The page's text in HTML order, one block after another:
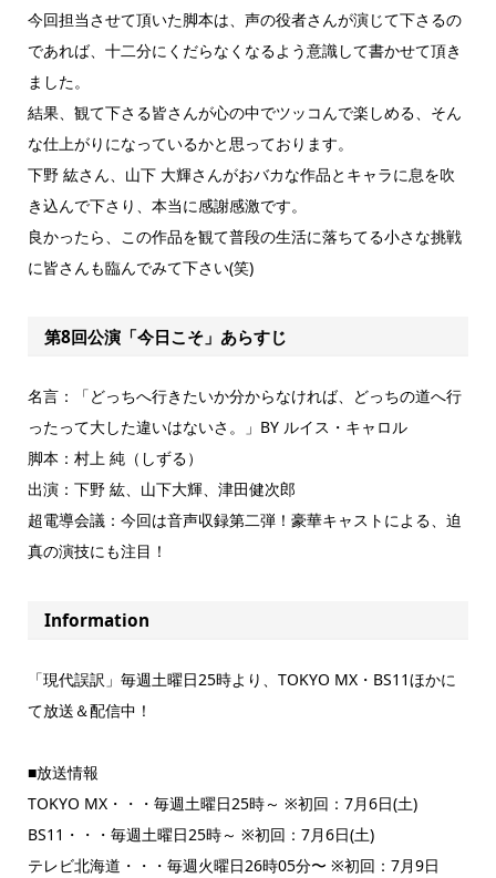
今回担当させて頂いた脚本は、声の役者さんが演じて下さるの
であれば、十二分にくだらなくなるよう意識して書かせて頂き
ました。
結果、観て下さる皆さんが心の中でツッコんで楽しめる、そん
な仕上がりになっているかと思っております。
下野 紘さん、山下 大輝さんがおバカな作品とキャラに息を吹
き込んで下さり、本当に感謝感激です。
良かったら、この作品を観て普段の生活に落ちてる小さな挑戦
に皆さんも臨んでみて下さい(笑)
第8回公演「今日こそ」あらすじ
名言：「どっちへ行きたいか分からなければ、どっちの道へ行
ったって大した違いはないさ。」BY ルイス・キャロル
脚本：村上 純（しずる）
出演：下野 紘、山下大輝、津田健次郎
超電導会議：今回は音声収録第二弾！豪華キャストによる、迫
真の演技にも注目！
Information
「現代誤訳」毎週土曜日25時より、TOKYO MX・BS11ほかに
て放送＆配信中！
■放送情報
TOKYO MX・・・毎週土曜日25時～ ※初回：7月6日(土)
BS11・・・毎週土曜日25時～ ※初回：7月6日(土)
テレビ北海道・・・毎週火曜日26時05分〜 ※初回：7月9日